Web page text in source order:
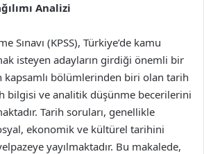
Analizi
Sınavı (KPSS), Türkiye’de kamu
isteyen adayların girdiği önemli bir
kapsamlı bölümlerinden biri olan tarih
bilgisi ve analitik düşünme becerilerini
Tarih soruları, genellikle
ekonomik ve kültürel tarihini
yayılmaktadır. Bu makalede,